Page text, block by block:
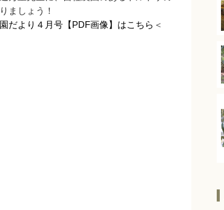
ましょう！
だより４月号【PDF画像】はこちら ＜